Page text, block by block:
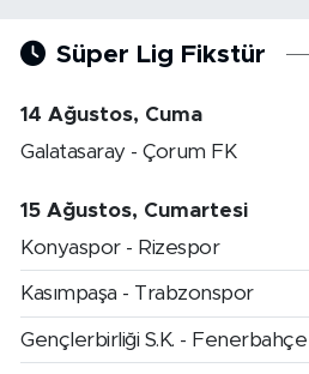
Süper Lig Fikstür
14 Ağustos, Cuma
Galatasaray - Çorum FK
15 Ağustos, Cumartesi
Konyaspor - Rizespor
Kasımpaşa - Trabzonspor
Gençlerbirliği S.K. - Fenerbahçe